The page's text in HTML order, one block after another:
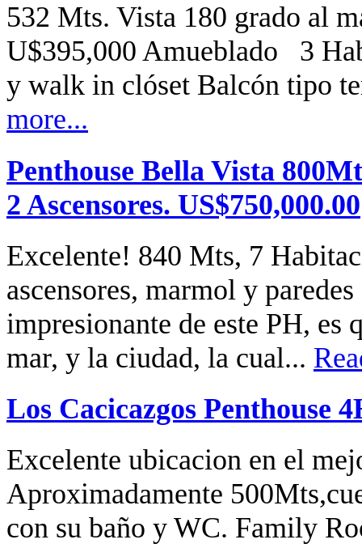
532 Mts. Vista 180 grado al
U$395,000 Amueblado 3
y walk in clóset Balcón tipo
more...
Penthouse Bella Vista
2 Ascensores. US$750,000.00
Excelente! 840 Mts, 7
ascensores, marmol y
impresionante de este PH, es
mar, y la ciudad, la cual...
Los Cacicazgos Penthouse
Excelente ubicacion en el
Aproximadamente
con su baño y WC. Family